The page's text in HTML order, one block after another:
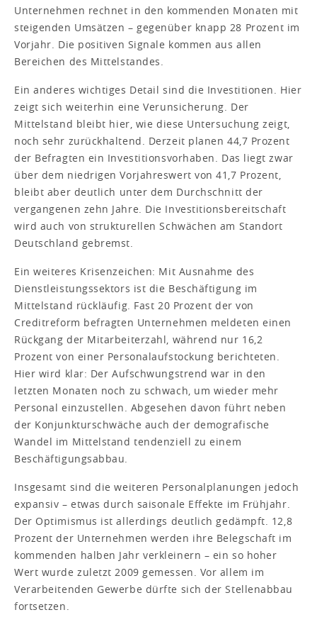
Unternehmen rechnet in den kommenden Monaten mit
steigenden Umsätzen – gegenüber knapp 28 Prozent im
Vorjahr. Die positiven Signale kommen aus allen
Bereichen des Mittelstandes.
Ein anderes wichtiges Detail sind die Investitionen. Hier
zeigt sich weiterhin eine Verunsicherung. Der
Mittelstand bleibt hier, wie diese Untersuchung zeigt,
noch sehr zurückhaltend. Derzeit planen 44,7 Prozent
der Befragten ein Investitionsvorhaben. Das liegt zwar
über dem niedrigen Vorjahreswert von 41,7 Prozent,
bleibt aber deutlich unter dem Durchschnitt der
vergangenen zehn Jahre. Die Investitionsbereitschaft
wird auch von strukturellen Schwächen am Standort
Deutschland gebremst.
Ein weiteres Krisenzeichen: Mit Ausnahme des
Dienstleistungssektors ist die Beschäftigung im
Mittelstand rückläufig. Fast 20 Prozent der von
Creditreform befragten Unternehmen meldeten einen
Rückgang der Mitarbeiterzahl, während nur 16,2
Prozent von einer Personalaufstockung berichteten.
Hier wird klar: Der Aufschwungstrend war in den
letzten Monaten noch zu schwach, um wieder mehr
Personal einzustellen. Abgesehen davon führt neben
der Konjunkturschwäche auch der demografische
Wandel im Mittelstand tendenziell zu einem
Beschäftigungsabbau.
Insgesamt sind die weiteren Personalplanungen jedoch
expansiv – etwas durch saisonale Effekte im Frühjahr.
Der Optimismus ist allerdings deutlich gedämpft. 12,8
Prozent der Unternehmen werden ihre Belegschaft im
kommenden halben Jahr verkleinern – ein so hoher
Wert wurde zuletzt 2009 gemessen. Vor allem im
Verarbeitenden Gewerbe dürfte sich der Stellenabbau
fortsetzen.